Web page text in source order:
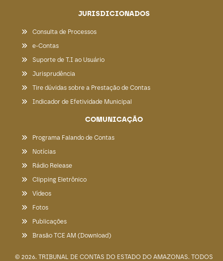
JURISDICIONADOS
Consulta de Processos
e-Contas
Suporte de T.I ao Usuário
Jurisprudência
Tire dúvidas sobre a Prestação de Contas
Indicador de Efetividade Municipal
COMUNICAÇÃO
Programa Falando de Contas
Notícias
Rádio Release
Clipping Eletrônico
Vídeos
Fotos
Publicações
Brasão TCE AM (Download)
© 2026. TRIBUNAL DE CONTAS DO ESTADO DO AMAZONAS. TODOS